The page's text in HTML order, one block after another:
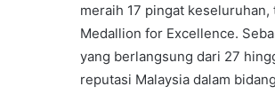
meraih 17 pingat
Medallion for Excellence.
yang berlangsung dari 27
reputasi Malaysia dalam